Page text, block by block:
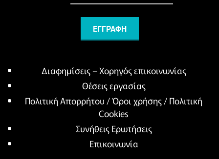
Διαφημίσεις – Χορηγός επικοινωνίας
Θέσεις εργασίας
Πολιτική Απορρήτου / Όροι χρήσης / Πολιτική
Cookies
Συνήθεις Ερωτήσεις
Επικοινωνία